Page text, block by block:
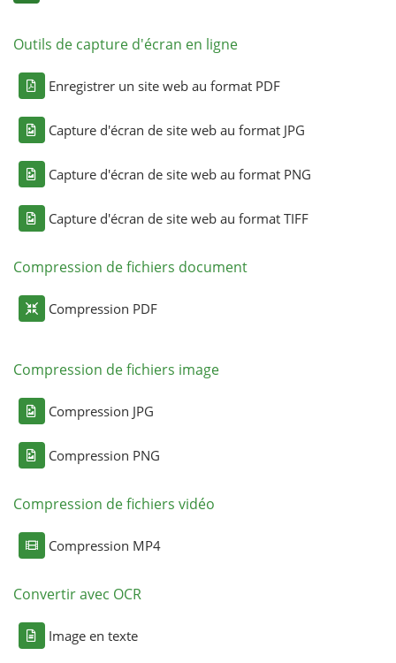
Outils de capture d'écran en ligne
Enregistrer un site web au format PDF
Capture d'écran de site web au format JPG
Capture d'écran de site web au format PNG
Capture d'écran de site web au format TIFF
Compression de fichiers document
Compression PDF
Compression de fichiers image
Compression JPG
Compression PNG
Compression de fichiers vidéo
Compression MP4
Convertir avec OCR
Image en texte